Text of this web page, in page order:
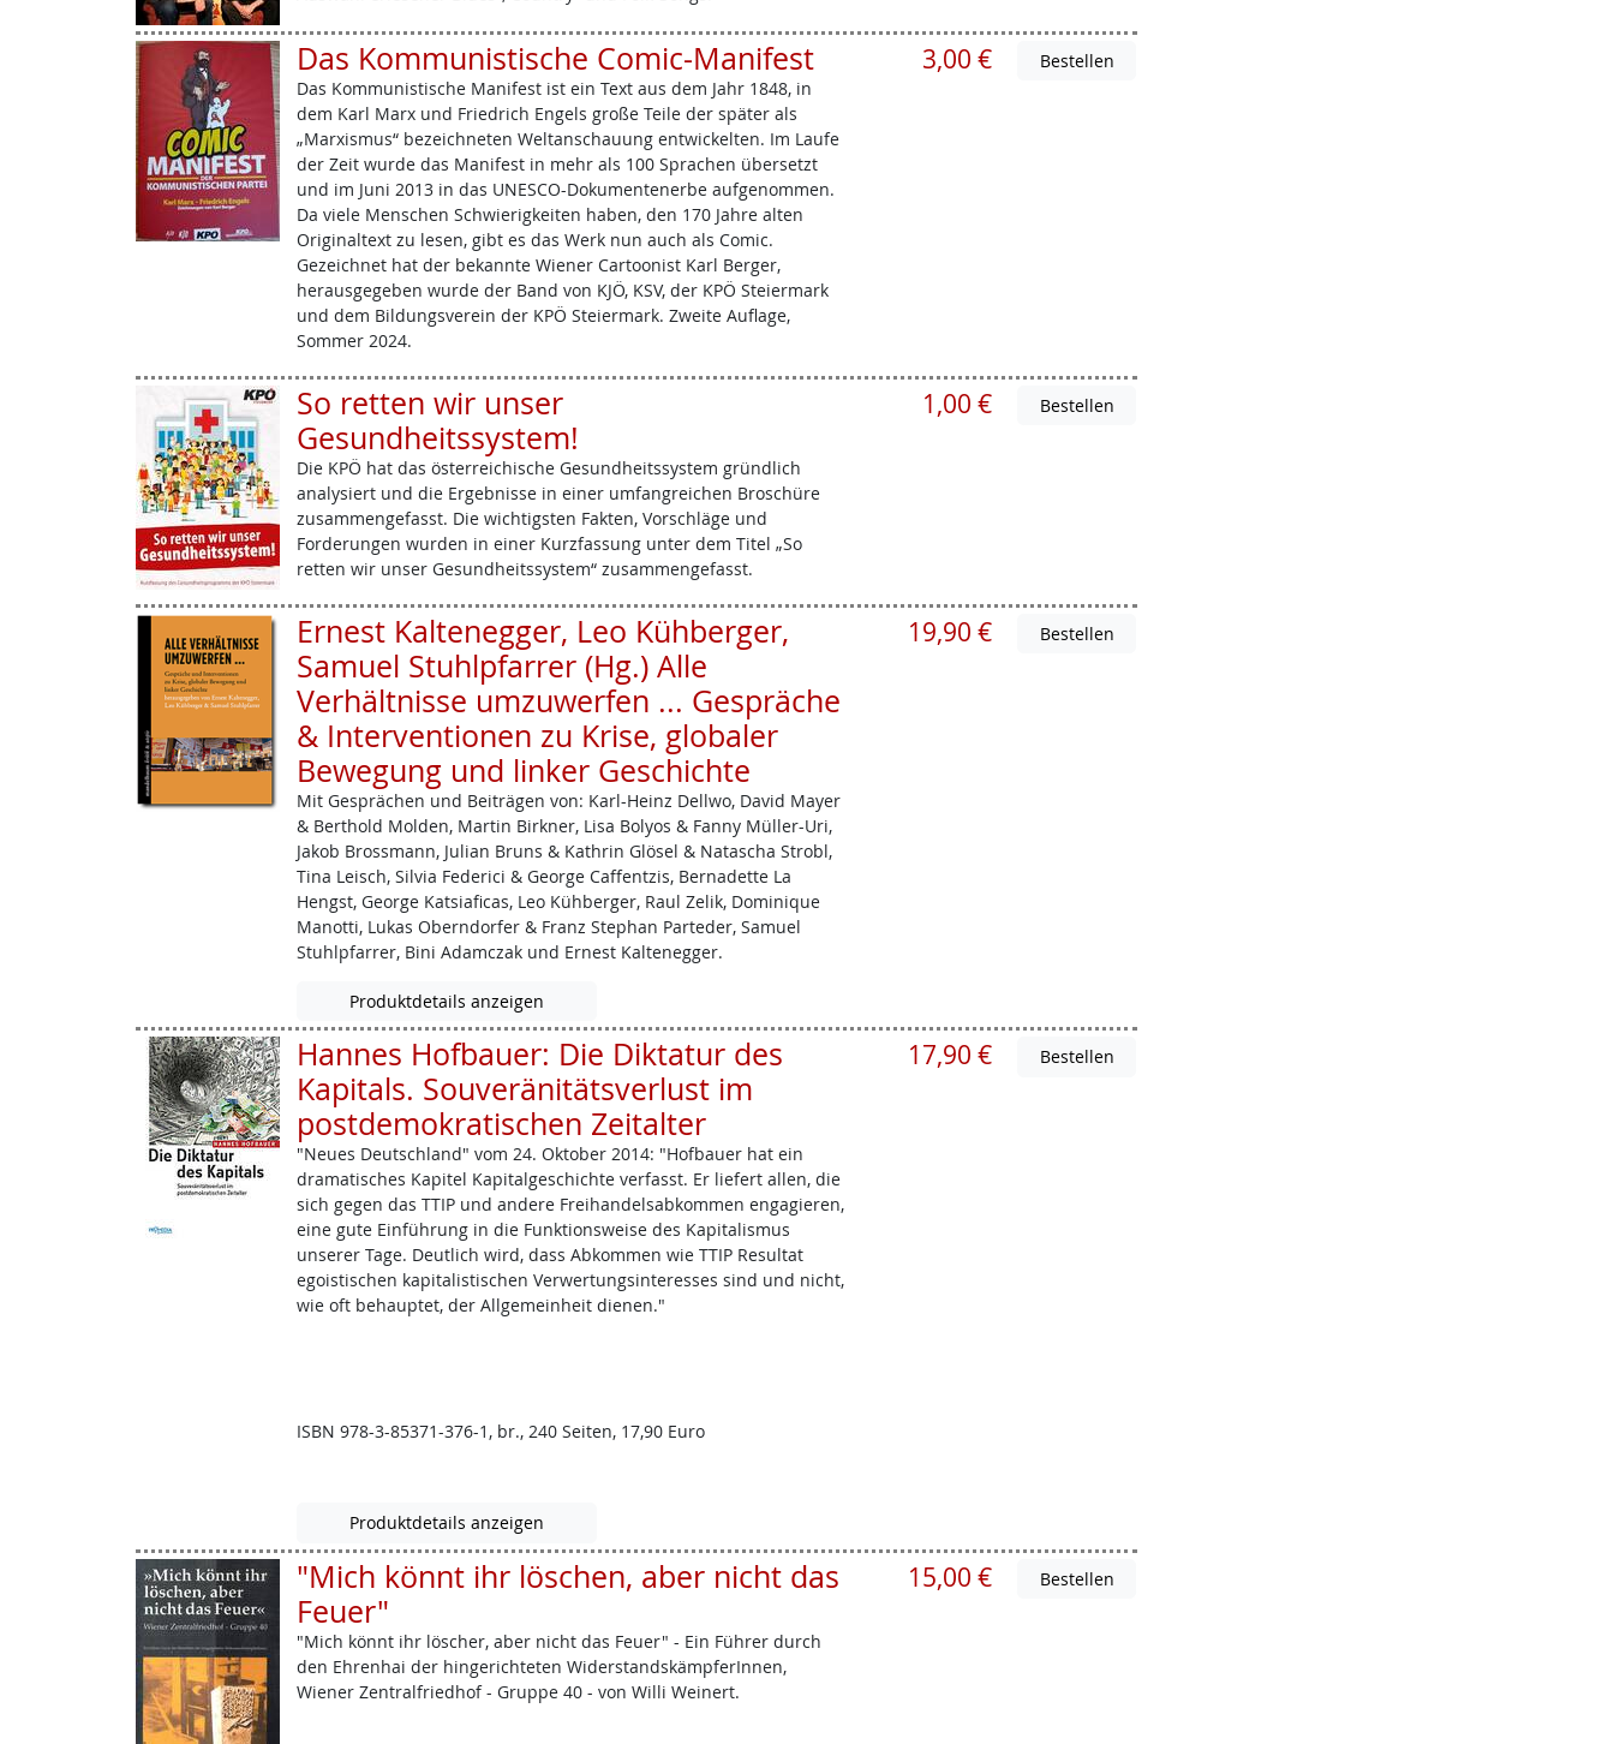
Das Kommunistische Comic-Manifest
Das Kommunistische Manifest ist ein Text aus dem Jahr 1848, in
dem Karl Marx und Friedrich Engels große Teile der später als
„Marxismus“ bezeichneten Weltanschauung entwickelten. Im Laufe
der Zeit wurde das Manifest in mehr als 100 Sprachen übersetzt
und im Juni 2013 in das UNESCO-Dokumentenerbe aufgenommen.
Da viele Menschen Schwierigkeiten haben, den 170 Jahre alten
Originaltext zu lesen, gibt es das Werk nun auch als Comic.
Gezeichnet hat der bekannte Wiener Cartoonist Karl Berger,
herausgegeben wurde der Band von KJÖ, KSV, der KPÖ Steiermark
und dem Bildungsverein der KPÖ Steiermark. Zweite Auflage,
Sommer 2024.
3,00 €
So retten wir unser
Gesundheitssystem!
Die KPÖ hat das österreichische Gesundheitssystem gründlich
analysiert und die Ergebnisse in einer umfangreichen Broschüre
zusammengefasst. Die wichtigsten Fakten, Vorschläge und
Forderungen wurden in einer Kurzfassung unter dem Titel „So
retten wir unser Gesundheitssystem“ zusammengefasst.
1,00 €
Ernest Kaltenegger, Leo Kühberger,
Samuel Stuhlpfarrer (Hg.) Alle
Verhältnisse umzuwerfen ... Gespräche
& Interventionen zu Krise, globaler
Bewegung und linker Geschichte
Mit Gesprächen und Beiträgen von: Karl-Heinz ­Dellwo, David Mayer
& Berthold Molden, Martin Birkner, Lisa Bolyos & Fanny Müller­-Uri,
Jakob ­Brossmann, Julian Bruns & Kathrin Glösel & Natascha Strobl,
Tina Leisch, Silvia Federici & George ­Caffentzis, Bernadette La
Hengst, George Katsiaficas, Leo Kühberger, Raul Zelik, Dominique
Manotti, Lukas Oberndorfer & Franz Stephan Parteder, Samuel
Stuhlpfarrer, Bini Adamczak und Ernest Kaltenegger.
Produktdetails anzeigen
19,90 €
Hannes Hofbauer: Die Diktatur des
Kapitals. Souveränitätsverlust im
postdemokratischen Zeitalter
"Neues Deutschland" vom 24. Oktober 2014: "Hofbauer hat ein
dramatisches Kapitel Kapitalgeschichte verfasst. Er liefert allen, die
sich gegen das TTIP und andere Freihandelsabkommen engagieren,
eine gute Einführung in die Funktionsweise des Kapitalismus
unserer Tage. Deutlich wird, dass Abkommen wie TTIP Resultat
egoistischen kapitalistischen Verwertungsinteresses sind und nicht,
wie oft behauptet, der Allgemeinheit dienen."
ISBN 978-3-85371-376-1, br., 240 Seiten, 17,90 Euro
Produktdetails anzeigen
17,90 €
"Mich könnt ihr löschen, aber nicht das
Feuer"
"Mich könnt ihr löscher, aber nicht das Feuer" - Ein Führer durch
den Ehrenhai der hingerichteten WiderstandskämpferInnen,
Wiener Zentralfriedhof - Gruppe 40 - von Willi Weinert.
15,00 €